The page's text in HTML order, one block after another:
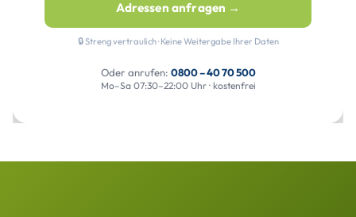
Adressen anfragen →
🔒 Streng vertraulich · Keine Weitergabe Ihrer Daten
Oder anrufen: 0800 – 40 70 500
Mo–Sa 07:30–22:00 Uhr · kostenfrei